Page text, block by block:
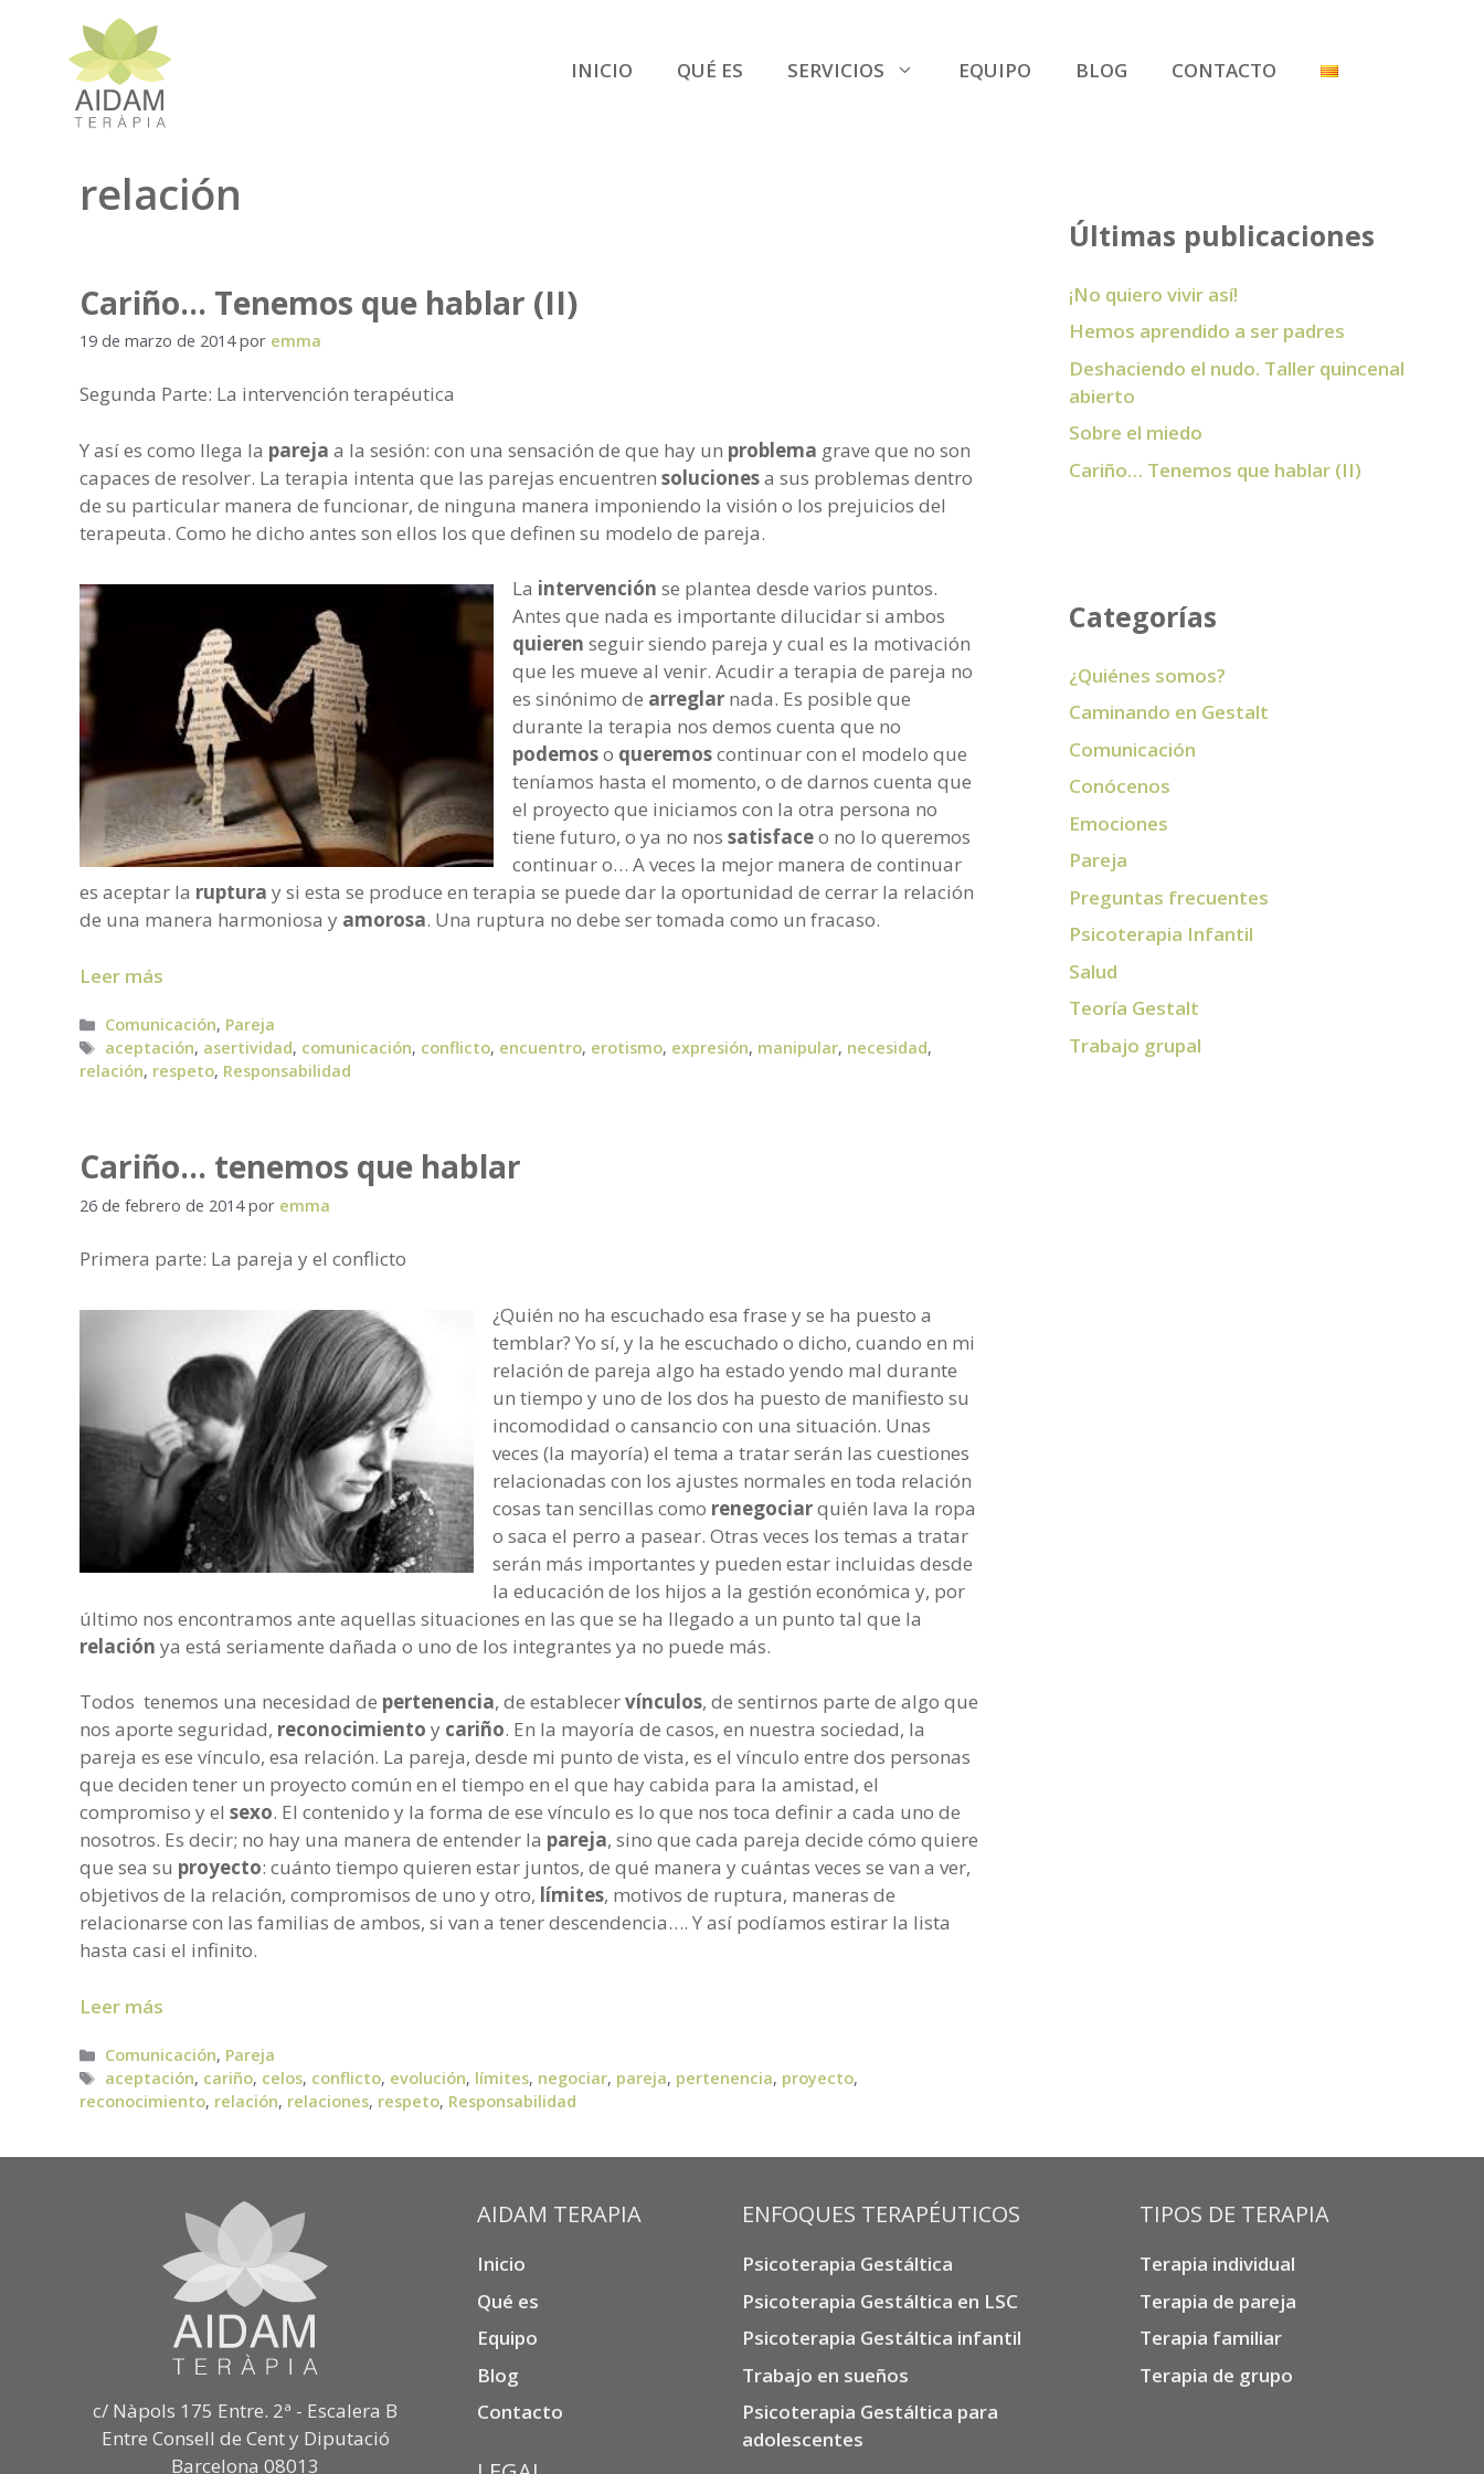
contenido
INICIO QUÉ ES SERVICIOS EQUIPO BLOG CONTACTO
relación
Cariño… Tenemos que hablar (II)
19 de marzo de 2014 por emma
Segunda Parte: La intervención terapéutica
Y así es como llega la pareja a la sesión: con una sensación de que hay un problema grave que no son
capaces de resolver. La terapia intenta que las parejas encuentren solucionesa sus problemas dentro
de su particular manera de funcionar, de ninguna manera imponiendo la visión o los prejuicios del
terapeuta. Como he dicho antes son ellos los que definen su modelo de pareja.
La intervención se plantea desde varios puntos.
Antes que nada es importante dilucidar si ambos
quieren seguir siendo pareja y cual es la motivación
que les mueve al venir. Acudir a terapia de pareja no
es sinónimo de arreglar nada. Es posible que
durante la terapia nos demos cuenta que no
podemoso queremoscontinuar con el modelo que
teníamos hasta el momento, o de darnos cuenta que
el proyecto que iniciamos con la otra persona no
tiene futuro, o ya no nos satisfaceo no lo queremos
continuar o… A veces la mejor manera de continuar
es aceptar la ruptura y si esta se produce en terapia se puede dar la oportunidad de cerrar la relación
de una manera harmoniosa y amorosa. Una ruptura no debe ser tomada como un fracaso.
Leer más
Categorías
Comunicación, Pareja
Etiquetas
aceptación, asertividad, comunicación, conflicto, encuentro, erotismo, expresión, manipular, necesidad,
relación, respeto, Responsabilidad
Cariño… tenemos que hablar
26 de febrero de 2014 por emma
Primera parte: La pareja y el conflicto
¿Quién no ha escuchado esa frase y se ha puesto a
temblar? Yo sí, y la he escuchado o dicho, cuando en mi
relación de pareja algo ha estado yendo mal durante
un tiempo y uno de los dos ha puesto de manifiesto su
incomodidad o cansancio con una situación. Unas
veces (la mayoría) el tema a tratar serán las cuestiones
relacionadas con los ajustes normales en toda relación
cosas tan sencillas como renegociarquién lava la ropa
o saca el perro a pasear. Otras veces los temas a tratar
serán más importantes y pueden estar incluidas desde
la educación de los hijos a la gestión económica y, por
último nos encontramos ante aquellas situaciones en las que se ha llegado a un punto tal que la
relación ya está seriamente dañada o uno de los integrantes ya no puede más.
Todos tenemos una necesidad de pertenencia, de establecervínculos, de sentirnos parte de algo que
nos aporte seguridad, reconocimiento y cariño. En la mayoría de casos, en nuestra sociedad, la
pareja es ese vínculo, esa relación. La pareja, desde mi punto de vista, es el vínculo entre dos personas
que deciden tener un proyecto común en el tiempo en el que hay cabida para la amistad, el
compromiso y el sexo. El contenido y la forma de ese vínculo es lo que nos toca definir a cada uno de
nosotros. Es decir; no hay una manera de entender la pareja, sino que cada pareja decide cómo quiere
que sea su proyecto: cuánto tiempo quieren estar juntos, de qué manera y cuántas veces se van a ver,
objetivos de la relación, compromisos de uno y otro, límites, motivos de ruptura, maneras de
relacionarse con las familias de ambos, si van a tener descendencia…. Y así podíamos estirar la lista
hasta casi el infinito.
Leer más
Categorías
Comunicación, Pareja
Etiquetas
aceptación, cariño, celos, conflicto, evolución, límites, negociar, pareja, pertenencia, proyecto,
reconocimiento, relación, relaciones, respeto, Responsabilidad
Últimas publicaciones
¡No quiero vivir así!
Hemos aprendido a ser padres
Deshaciendo el nudo. Taller quincenal
abierto
Sobre el miedo
Cariño… Tenemos que hablar (II)
Categorías
¿Quiénes somos?
Caminando en Gestalt
Comunicación
Conócenos
Emociones
Pareja
Preguntas frecuentes
Psicoterapia Infantil
Salud
Teoría Gestalt
Trabajo grupal
c/ Nàpols 175 Entre. 2ª - Escalera B
Entre Consell de Cent y Diputació
Barcelona 08013
AIDAM TERAPIA
Inicio
Qué es
Equipo
Blog
Contacto
ENFOQUES TERAPÉUTICOS
Psicoterapia Gestáltica
Psicoterapia Gestáltica en LSC
Psicoterapia Gestáltica infantil
Trabajo en sueños
Psicoterapia Gestáltica para
adolescentes
TIPOS DE TERAPIA
Terapia individual
Terapia de pareja
Terapia familiar
Terapia de grupo